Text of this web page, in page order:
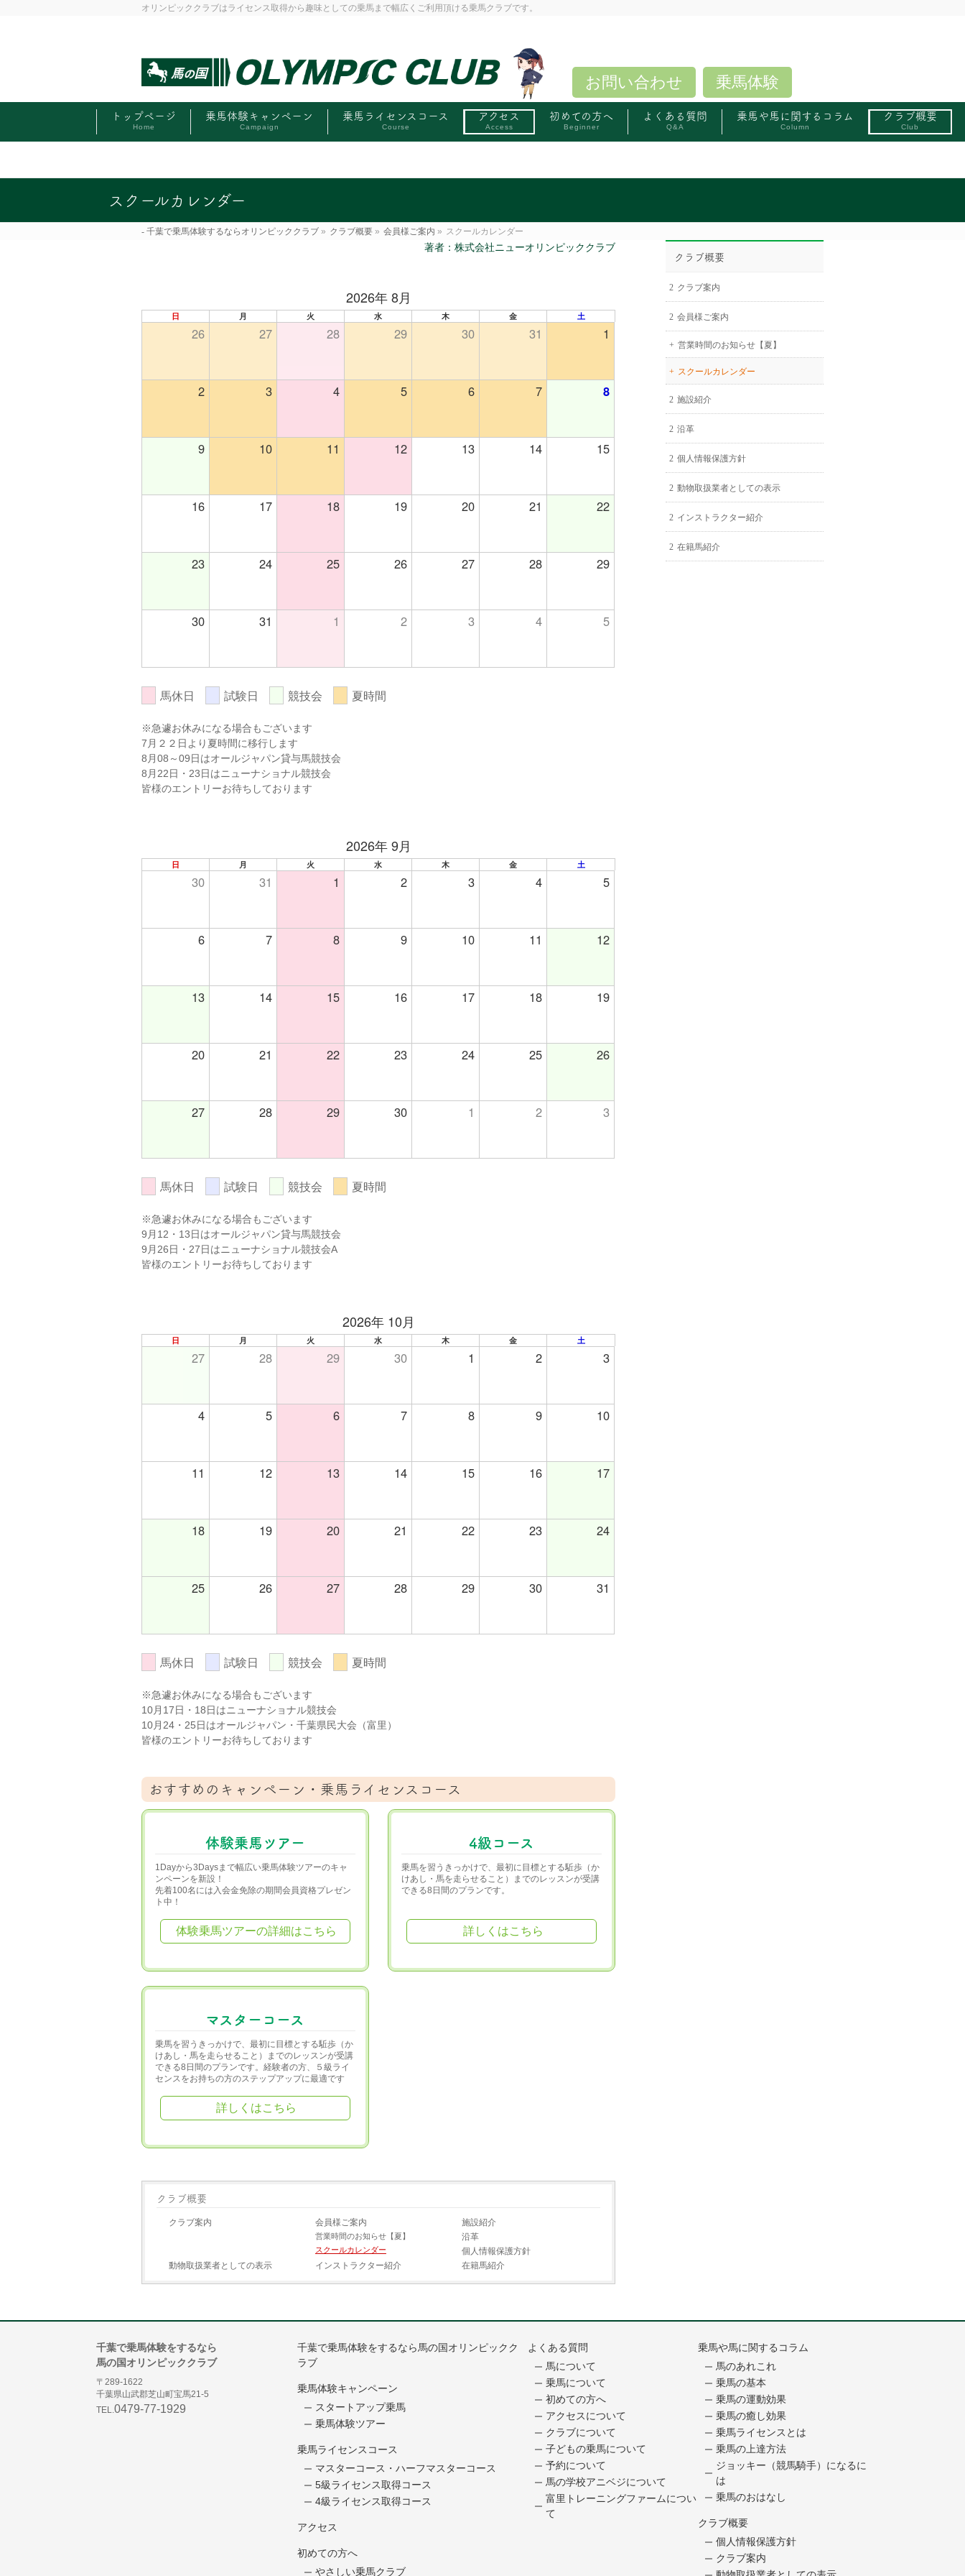
オリンピッククラブはライセンス取得から趣味としての乗馬まで幅広くご利用頂ける乗馬クラブです。
乗馬体験
お問い合わせ
トップページ
Home
乗馬体験キャンペーン
Campaign
乗馬ライセンスコース
Course
アクセス
Access
初めての方へ
Beginner
よくある質問
Q&A
乗馬や馬に関するコラム
Column
クラブ概要
Club
スクールカレンダー
千葉で乗馬体験するならオリンピッククラブ » クラブ概要 » 会員様ご案内 » スクールカレンダー
著者：株式会社ニューオリンピッククラブ
2026年 8月
日 月 火 水 木 金 土
26 27 28 29 30 31 1
2 3 4 5 6 7 8
9 10 11 12 13 14 15
16 17 18 19 20 21 22
23 24 25 26 27 28 29
30 31 1 2 3 4 5
馬休日 試験日 競技会 夏時間
※急遽お休みになる場合もございます
7月２２日より夏時間に移行します
8月08～09日はオールジャパン貸与馬競技会
8月22日・23日はニューナショナル競技会
皆様のエントリーお待ちしております
2026年 9月
日 月 火 水 木 金 土
30 31 1 2 3 4 5
6 7 8 9 10 11 12
13 14 15 16 17 18 19
20 21 22 23 24 25 26
27 28 29 30 1 2 3
馬休日 試験日 競技会 夏時間
※急遽お休みになる場合もございます
9月12・13日はオールジャパン貸与馬競技会
9月26日・27日はニューナショナル競技会A
皆様のエントリーお待ちしております
2026年 10月
日 月 火 水 木 金 土
27 28 29 30 1 2 3
4 5 6 7 8 9 10
11 12 13 14 15 16 17
18 19 20 21 22 23 24
25 26 27 28 29 30 31
馬休日 試験日 競技会 夏時間
※急遽お休みになる場合もございます
10月17日・18日はニューナショナル競技会
10月24・25日はオールジャパン・千葉県民大会（富里）
皆様のエントリーお待ちしております
おすすめのキャンペーン・乗馬ライセンスコース
体験乗馬ツアー
1Dayから3Daysまで幅広い乗馬体験ツアーのキャ
ンペーンを新設！
先着100名には入会金免除の期間会員資格プレゼン
ト中！
体験乗馬ツアーの詳細はこちら
4級コース
乗馬を習うきっかけで、最初に目標とする駈歩（か
けあし・馬を走らせること）までのレッスンが受講
できる8日間のプランです。
詳しくはこちら
マスターコース
乗馬を習うきっかけで、最初に目標とする駈歩（か
けあし・馬を走らせること）までのレッスンが受講
できる8日間のプランです。経験者の方、５級ライ
センスをお持ちの方のステップアップに最適です
詳しくはこちら
クラブ概要
クラブ案内 会員様ご案内
営業時間のお知らせ【夏】
スクールカレンダー
施設紹介
沿革
個人情報保護方針
動物取扱業者としての表示
インストラクター紹介 在籍馬紹介
クラブ概要
クラブ案内
会員様ご案内
営業時間のお知らせ【夏】
スクールカレンダー
施設紹介
沿革
個人情報保護方針
動物取扱業者としての表示
インストラクター紹介
在籍馬紹介
千葉で乗馬体験をするなら
馬の国オリンピッククラブ
〒289-1622
千葉県山武郡芝山町宝馬21-5
TEL.0479-77-1929
千葉で乗馬体験をするなら馬の国オリンピックク
ラブ
乗馬体験キャンペーン
スタートアップ乗馬
乗馬体験ツアー
乗馬ライセンスコース
マスターコース・ハーフマスターコース
5級ライセンス取得コース
4級ライセンス取得コース
アクセス
初めての方へ
やさしい乗馬クラブ
よくある質問
馬について
乗馬について
初めての方へ
アクセスについて
クラブについて
子どもの乗馬について
予約について
馬の学校アニベジについて
富里トレーニングファームについ
て
乗馬や馬に関するコラム
馬のあれこれ
乗馬の基本
乗馬の運動効果
乗馬の癒し効果
乗馬ライセンスとは
乗馬の上達方法
ジョッキー（競馬騎手）になるに
は
乗馬のおはなし
クラブ概要
個人情報保護方針
クラブ案内